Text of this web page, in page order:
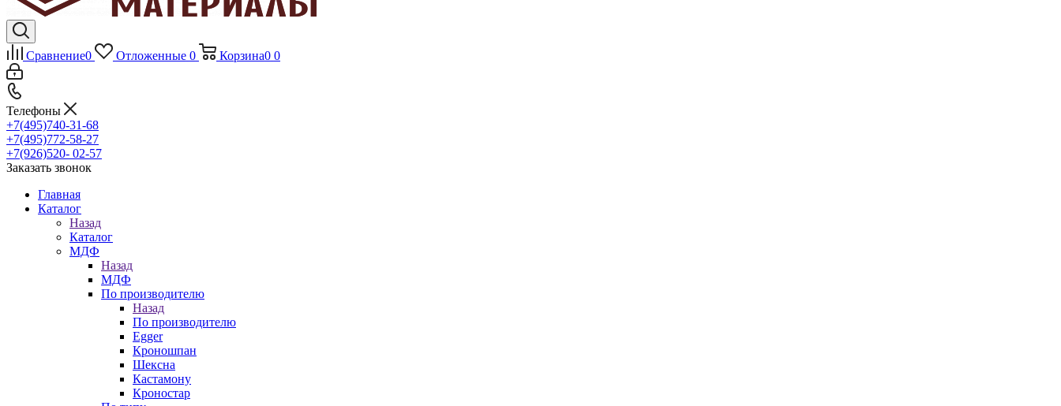
Сравнение0 Отложенные 0 Корзина0 0
Телефоны
+7(495)740-31-68
+7(495)772-58-27
+7(926)520- 02-57
Заказать звонок
Главная
Каталог
Назад
Каталог
МДФ
Назад
МДФ
По производителю
Назад
По производителю
Egger
Кроношпан
Шексна
Кастамону
Кроностар